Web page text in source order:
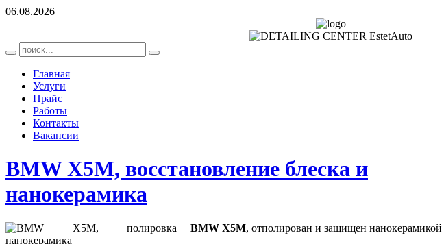
06.08.2026
Главная
Услуги
Прайс
Работы
Контакты
Вакансии
BMW X5M, восстановление блеска и
нанокерамика
BMW X5M, отполирован и защищен нанокерамикой